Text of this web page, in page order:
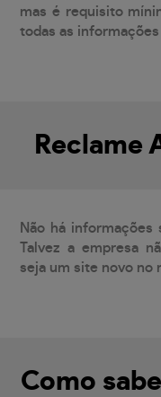
mas é requisito
todas as
Reclame
Não há
Talvez a empresa
seja um site novo no
Como